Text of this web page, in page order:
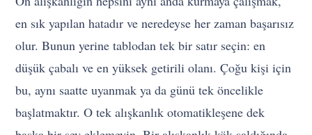
en sık yapılan hatadır ve neredeyse her zaman başarısız
olur. Bunun yerine tablodan tek bir satır seçin: en
düşük çabalı ve en yüksek getirili olanı. Çoğu kişi için
bu, aynı saatte uyanmak ya da günü tek öncelikle
başlatmaktır. O tek alışkanlık otomatikleşene dek